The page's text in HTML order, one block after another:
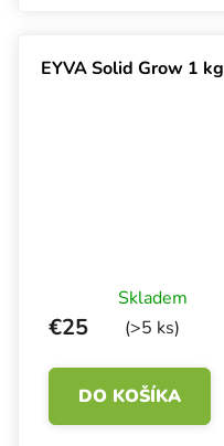
EYVA Solid Grow 1 kg
Skladem
(>5 ks)
€25
DO KOŠÍKA